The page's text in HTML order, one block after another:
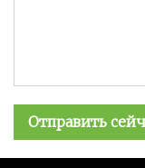
Отправить